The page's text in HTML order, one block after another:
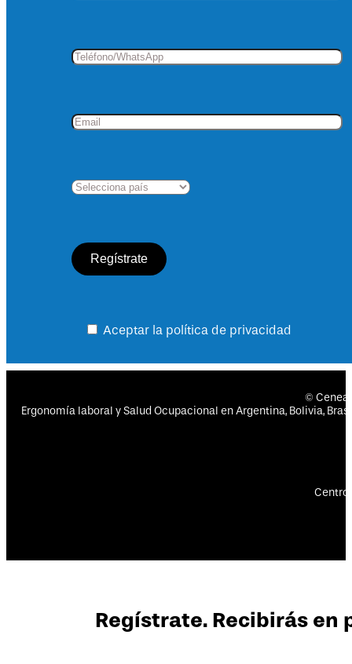
Aceptar la política de privacidad
©
Ergonomía laboral y Salud Ocupacional en Argentina, Bolivia,
Centro
Regístrate. Recibirás en